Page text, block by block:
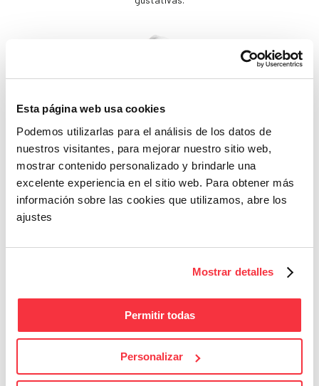
Esta página web usa cookies
Podemos utilizarlas para el análisis de los datos de
nuestros visitantes, para mejorar nuestro sitio web,
mostrar contenido personalizado y brindarle una
excelente experiencia en el sitio web. Para obtener más
información sobre las cookies que utilizamos, abre los
ajustes
Mostrar detalles
Permitir todas
Personalizar
Beleza
Se não cuidares de ti
mesma, quem cuidará?
Fitness
Energia e bem-estar